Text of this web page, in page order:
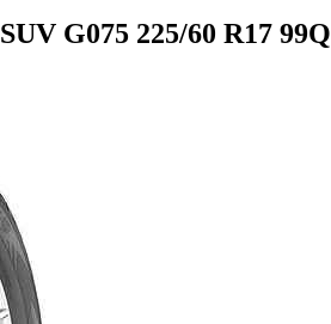
G075 225/60 R17 99Q